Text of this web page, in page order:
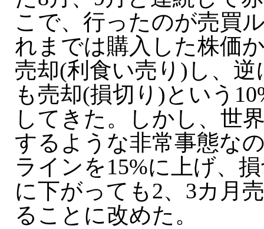
こで、行ったのが売買
れまでは購入した株価
売却(利食い売り)し、逆
も売却(損切り)という
してきた。しかし、世
するような非常事態な
ラインを15%に上げ、
に下がっても2、3カ月
ることに改めた。